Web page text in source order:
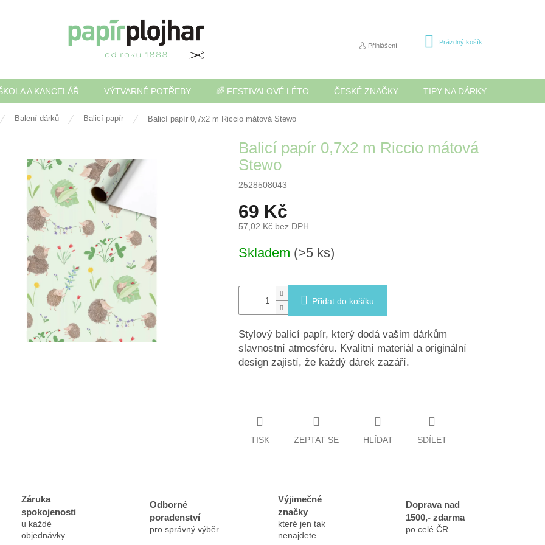
Přihlášení
NÁKUPNÍ
Prázdný košík
A KANCELÁŘ VÝTVARNÉ POTŘEBY 🌈 FESTIVALOVÉ LÉTO ČESKÉ ZNAČKY TIPY NA DÁRKY
Balení dárků Balicí papír Balicí papír 0,7x2 m Riccio mátová Stewo
Balicí papír 0,7x2 m Riccio mátová
Stewo
2528508043
69 Kč
57,02 Kč bez DPH
cena:
Skladem (>5 ks)
Přidat do košíku
Stylový balicí papír, který dodá vašim dárkům
slavnostní atmosféru. Kvalitní materiál a originální
design zajistí, že každý dárek zazáří.
TISK ZEPTAT SE HLÍDAT SDÍLET
Záruka
spokojenosti
u každé
objednávky
Odborné
poradenství
pro správný výběr
Výjimečné
značky
které jen tak
nenajdete
Doprava nad
1500,- zdarma
po celé ČR